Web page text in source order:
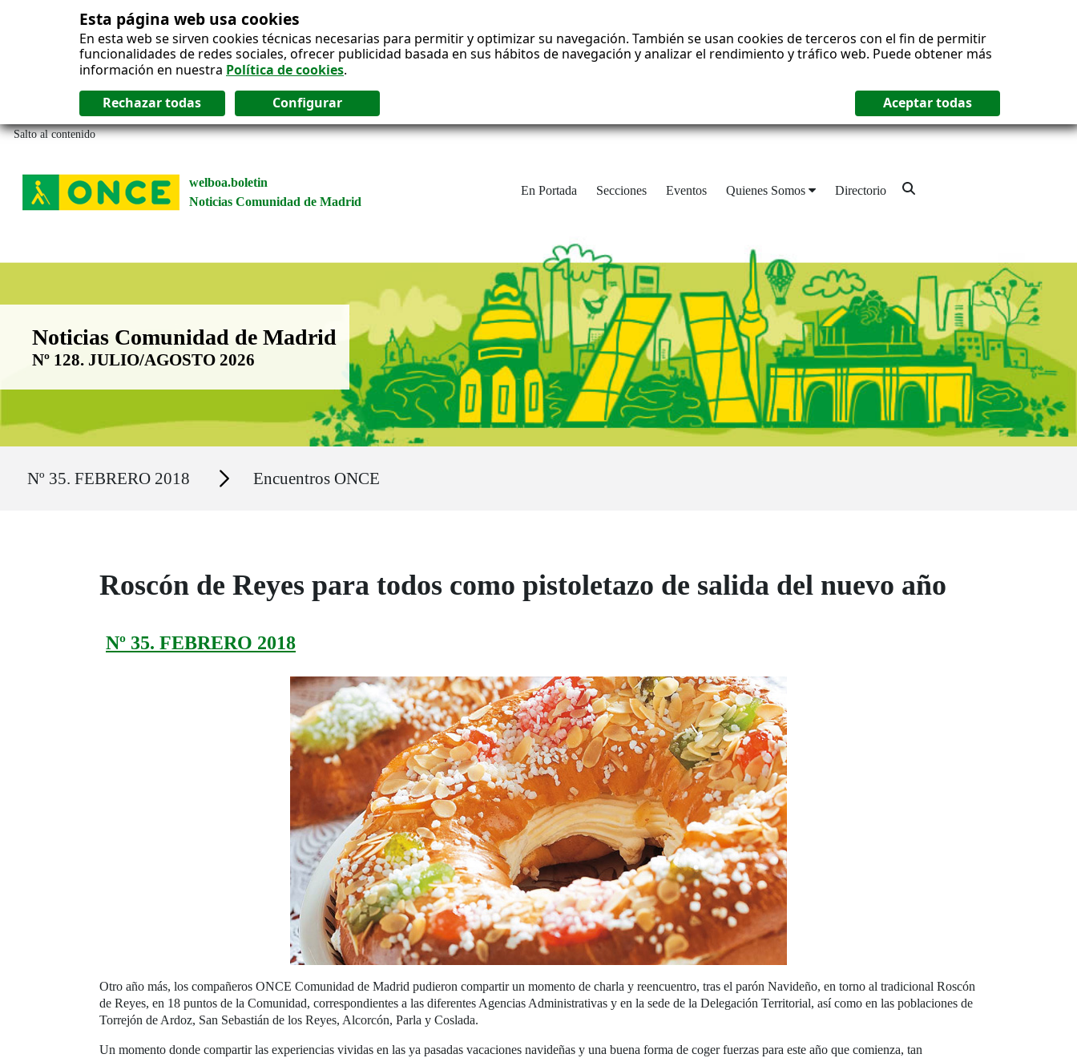
Esta página web usa cookies
En esta web se sirven cookies técnicas necesarias para permitir y optimizar su navegación. También se usan cookies de terceros con el fin de permitir
funcionalidades de redes sociales, ofrecer publicidad basada en sus hábitos de navegación y analizar el rendimiento y tráfico web. Puede obtener más
información en nuestra Política de cookies.
Salto al contenido
welboa.boletin
Noticias Comunidad de Madrid
En Portada Secciones Eventos Quienes Somos Directorio
Boletín Noticias Comunidad de Madrid
Noticias Comunidad de Madrid
Nº 128. JULIO/AGOSTO 2026
Nº 35. FEBRERO 2018 Secciones Encuentros ONCE
Roscón de Reyes para todos como pistoletazo de salida del nuevo año
Nº 35. FEBRERO 2018
Otro año más, los compañeros ONCE Comunidad de Madrid pudieron compartir un momento de charla y reencuentro, tras el parón Navideño, en torno al tradicional Roscón
de Reyes, en 18 puntos de la Comunidad, correspondientes a las diferentes Agencias Administrativas y en la sede de la Delegación Territorial, así como en las poblaciones de
Torrejón de Ardoz, San Sebastián de los Reyes, Alcorcón, Parla y Coslada.
Un momento donde compartir las experiencias vividas en las ya pasadas vacaciones navideñas y una buena forma de coger fuerzas para este año que comienza, tan